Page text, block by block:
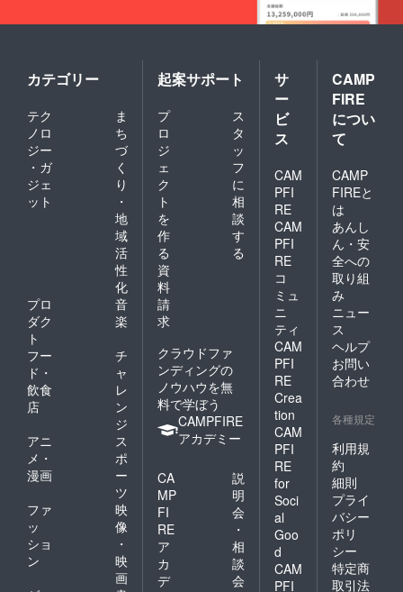
カテゴリー
テク
ノロ
ジー
・ガ
ジェ
ット
ま
ち
づ
く
り
・
地
域
活
性
化
プロ
ダク
ト
音
楽
フー
ド・
飲食
店
チ
ャ
レ
ン
ジ
アニ
メ・
漫画
ス
ポ
ー
ツ
ファ
ッ
ショ
ン
映
像
・
映
画
起案サポート
プ
ロ
ジ
ェ
ク
ト
を
作
る
ス
タ
ッ
フ
に
相
談
す
る
資
料
請
求
クラウドファ
ンディングの
ノウハウを無
料で学ぼう
CAMPFIRE
アカデミー
CA
MP
FI
RE
ア
カ
デ
説
明
会
・
相
談
会
サ
ー
ビ
ス
CAM
PFI
RE
CAM
PFI
RE
コ
ミュ
ニ
ティ
CAM
PFI
RE
Crea
tion
CAM
PFI
RE
for
Soci
al
Goo
d
CAM
PFI
CAMP
FIRE
につい
て
CAMP
FIREと
は
あんし
ん・安
全への
取り組
み
ニュー
ス
ヘルプ
お問い
合わせ
各種規定
利用規
約
細則
プライ
バシー
ポリ
シー
特定商
取引法